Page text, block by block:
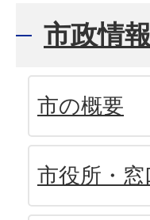
市政情報
市の概要
市役所・窓